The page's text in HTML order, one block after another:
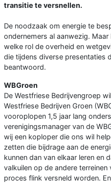
transitie te versnellen.
De noodzaak om energie te
ondernemers al aanwezig.
welke rol de overheid en
die tijdens diverse presentaties
beantwoord.
WBGroen
De Westfriese Bedrijvengroep
Westfriese Bedrijven Groen
vooroplopen 1,5 jaar lang
verenigingsmanager van de
wij een koploper die ons wil
zetten die bijdrage aan de
kunnen dan van elkaar leren en
valkuilen op de andere
proces flink versneld worden.